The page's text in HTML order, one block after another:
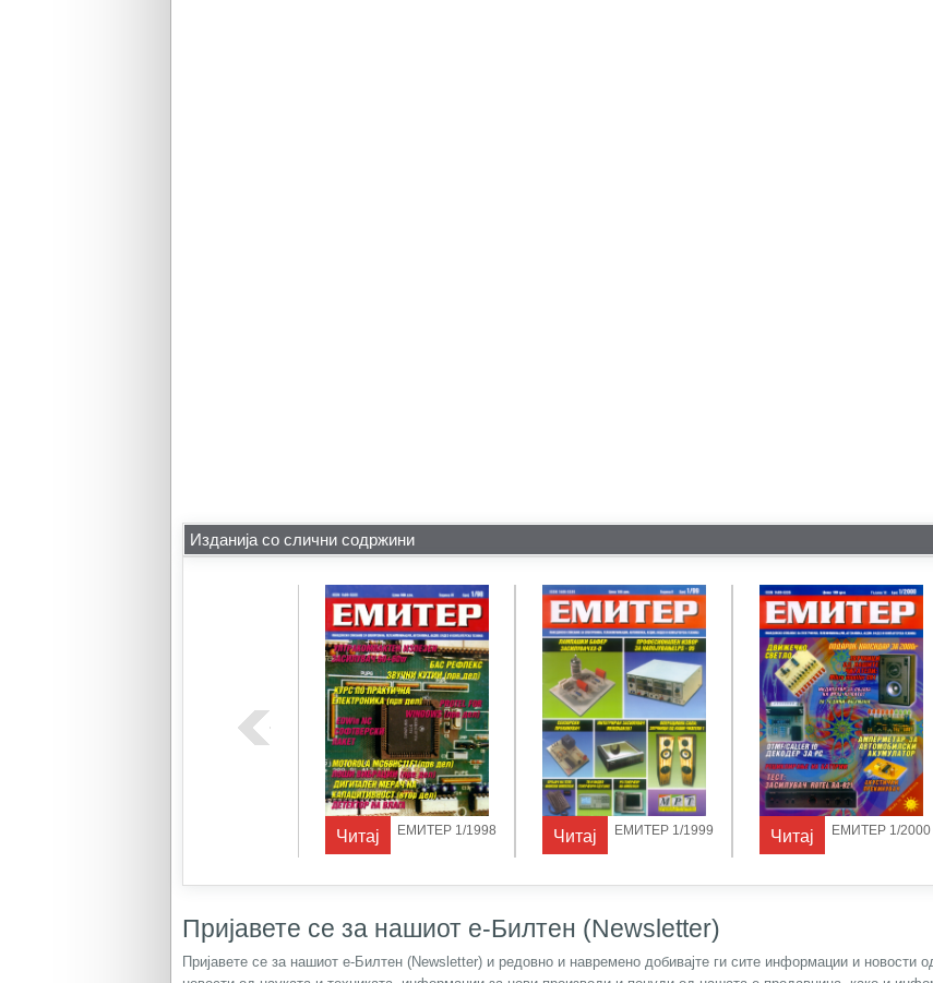
Изданија со слични содржини
Читај ЕМИТЕР 1/1998 Читај ЕМИТЕР 1/1999 Читај ЕМИТЕР 1/2000
Пријавете се за нашиот е-Билтен (Newsletter)
Пријавете се за нашиот е-Билтен (Newsletter) и редовно и навремено добивајте ги сите информации и новости